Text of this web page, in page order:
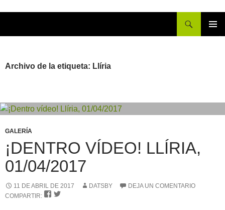
Archivo de la etiqueta: Llíria
GALERÍA
¡DENTRO VÍDEO! LLÍRIA,
01/04/2017
11 DE ABRIL DE 2017 DATSBY
DEJA UN COMENTARIO
COMPARTIR:
 